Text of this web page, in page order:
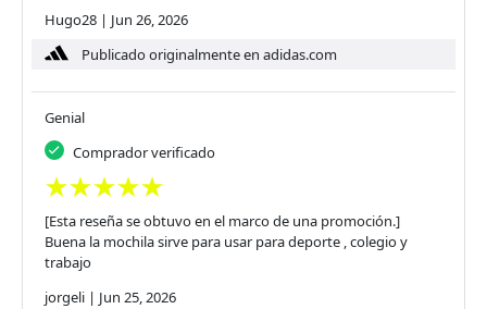
Hugo28 | Jun 26, 2026
Publicado originalmente en adidas.com
Genial
Comprador verificado
[Esta reseña se obtuvo en el marco de una promoción.]
Buena la mochila sirve para usar para deporte , colegio y
trabajo
jorgeli | Jun 25, 2026